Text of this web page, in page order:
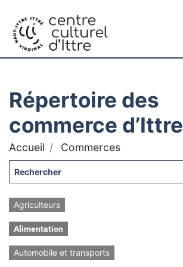
Répertoire des
commerce d’Ittre
Accueil Commerces
Agriculteurs
Alimentation
Automobile et transports